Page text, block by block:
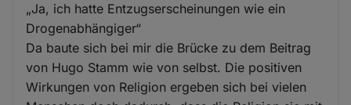
„Ja, ich hatte Entzugserscheinungen wie ein
Drogenabhängiger“
Da baute sich bei mir die Brücke zu dem Beitrag
von Hugo Stamm wie von selbst. Die positiven
Wirkungen von Religion ergeben sich bei vielen